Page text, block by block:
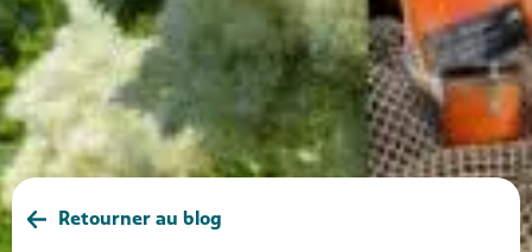
Retourner au blog